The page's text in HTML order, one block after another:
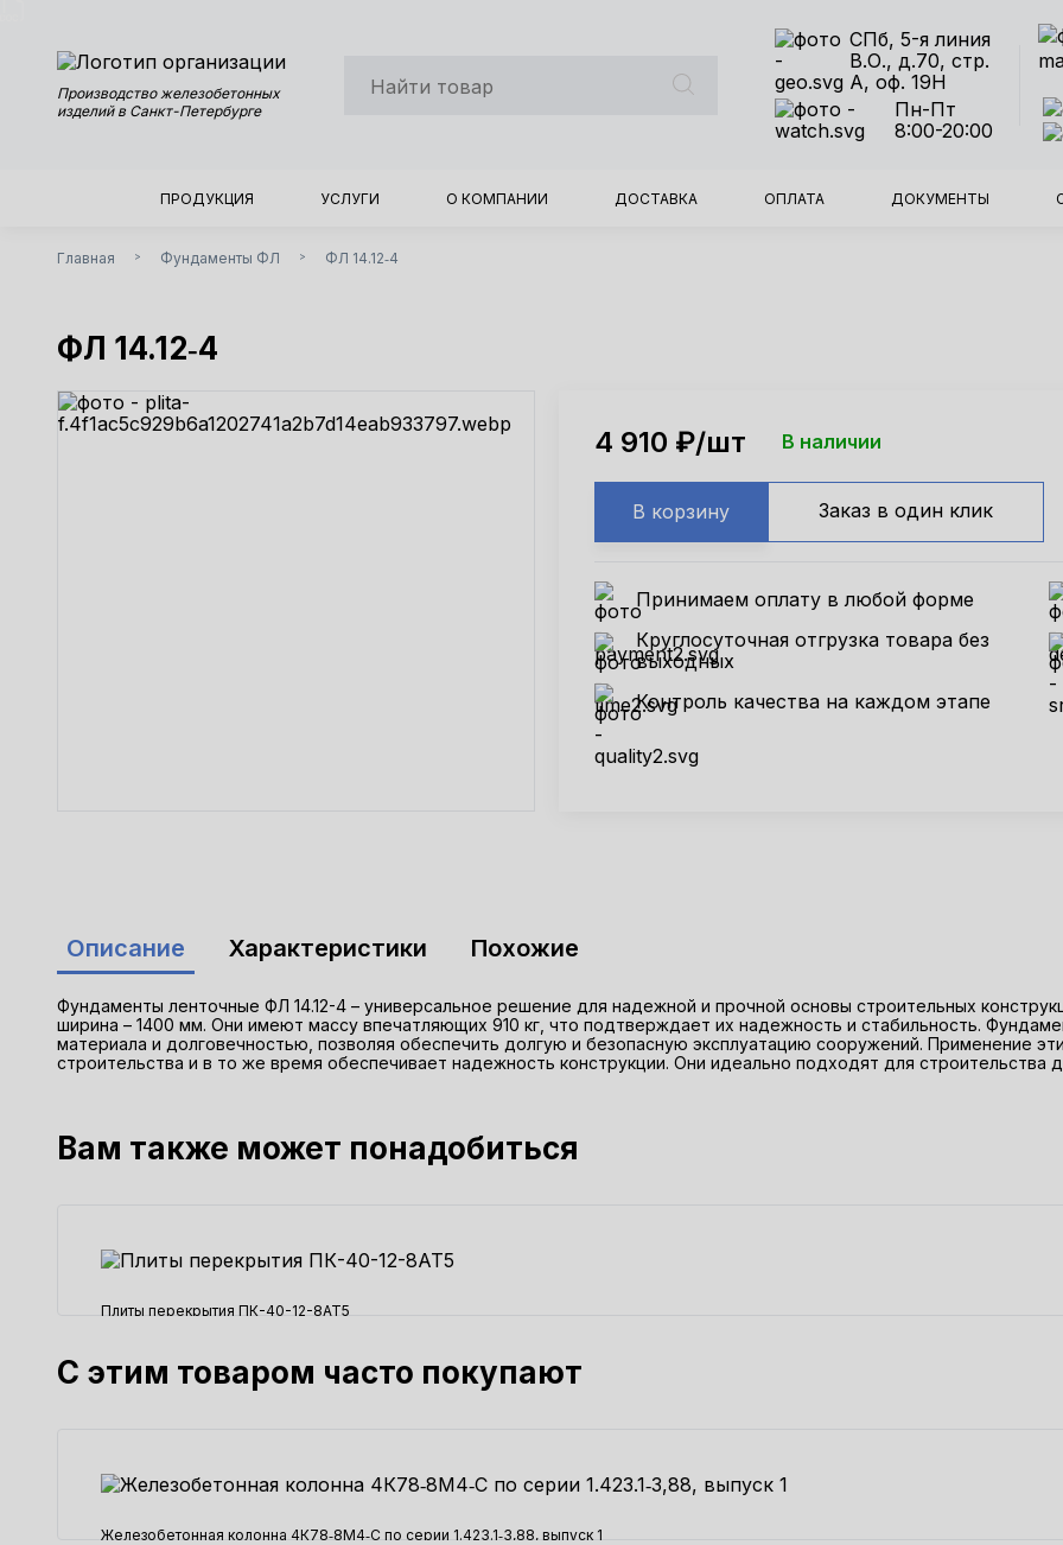
Производство железобетонных
изделий в Санкт-Петербурге
СПб, 5-я линия
В.О., д.70, стр.
А, оф. 19Н
Пн-Пт
8:00-20:00
ПРОДУКЦИЯ УСЛУГИ О КОМПАНИИ ДОСТАВКА ОПЛАТА ДОКУМЕНТЫ
Главная > Фундаменты ФЛ > ФЛ 14.12‑4
ФЛ 14.12‑4
4 910 ₽/шт В наличии
В корзину Заказ в один клик
Принимаем оплату в любой форме
Круглосуточная отгрузка товара без
выходных
Контроль качества на каждом этапе
Описание Характеристики Похожие
Фундаменты ленточные ФЛ 14.12-4 – универсальное решение для надежной и прочной основы строительных
ширина – 1400 мм. Они имеют массу впечатляющих 910 кг, что подтверждает их надежность и стабильность.
материала и долговечностью, позволяя обеспечить долгую и безопасную эксплуатацию сооружений. Применение
строительства и в то же время обеспечивает надежность конструкции. Они идеально подходят для
Вам также может понадобиться
Плиты перекрытия ПК-40-12-8АТ5
С этим товаром часто покупают
Железобетонная колонна 4К78‑8М4‑С по серии 1.423.1‑3,88, выпуск 1